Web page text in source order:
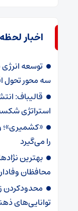
اخبار
توسعه انرژی
سه محور تحول
قالیباف:
استراتژی
«کشمیری»؛
را می‌گیرد
بهترین
محافظان
توانایی‌های